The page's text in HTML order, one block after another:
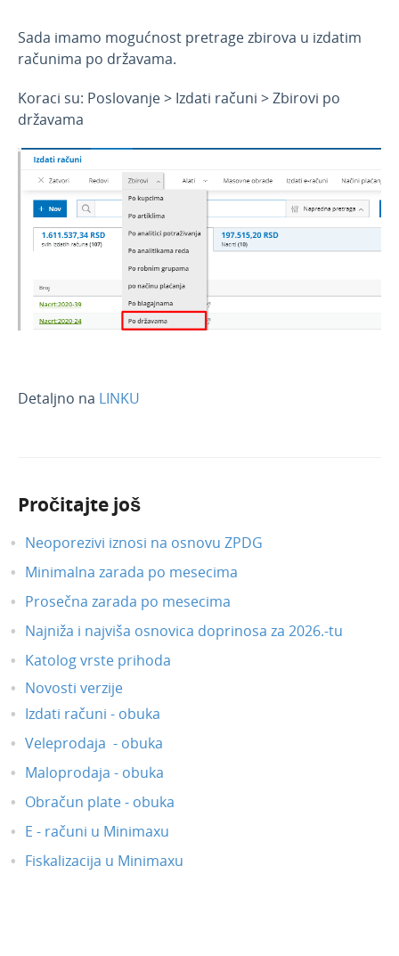
Novembar 2025
Septembar 2025
Jul 2025
Jun 2025
April 2025
Mart 2025
Februar 2025
Januar 2025
Novosti 2023
Novosti 2022
Novosti 2020
Avgust 2020
Maj 2020.
Napredna pretraga bruto bilans-zaglavlje
Prikaz po različitim mernim jedinicama na
štampi otpremnice
Amortizaciona grupa bez unosa poreske
grupe
Naziv radnog naloga
Zbirovi po državama u izdatim računima
Radni nalozi
Mart 2020.
Februar 2020
Januar 2020
Novosti 2019
Sada imamo mogućnost pretrage zbirova u izdatim
računima po državama.
Koraci su: Poslovanje > Izdati računi > Zbirovi po
državama
Detaljno na LINKU
Pročitajte još
Neoporezivi iznosi na osnovu ZPDG
Minimalna zarada po mesecima
Prosečna zarada po mesecima
Najniža i najviša osnovica doprinosa za 2026.-tu
Katolog vrste prihoda
Novosti verzije
Izdati računi - obuka
Veleprodaja - obuka
Maloprodaja - obuka
Obračun plate - obuka
E - računi u Minimaxu
Fiskalizacija u Minimaxu